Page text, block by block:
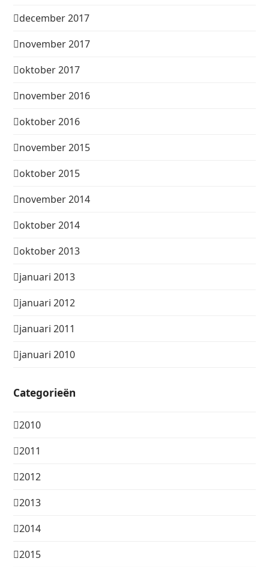
december 2017
november 2017
oktober 2017
november 2016
oktober 2016
november 2015
oktober 2015
november 2014
oktober 2014
oktober 2013
januari 2013
januari 2012
januari 2011
januari 2010
Categorieën
2010
2011
2012
2013
2014
2015